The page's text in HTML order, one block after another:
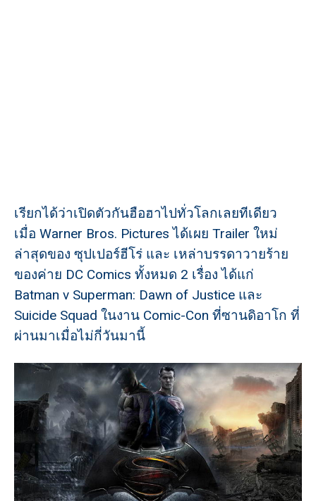
เรียกได้ว่าเปิดตัวกันฮือฮาไปทั่วโลกเลยทีเดียว
เมื่อ Warner Bros. Pictures ได้เผย Trailer ใหม่
ล่าสุดของ ซุปเปอร์ฮีโร่ และ เหล่าบรรดาวายร้าย
ของค่าย DC Comics ทั้งหมด 2 เรื่อง ได้แก่
Batman v Superman: Dawn of Justice และ
Suicide Squad ในงาน Comic-Con ที่ซานดิอาโก ที่
ผ่านมาเมื่อไม่กี่วันมานี้